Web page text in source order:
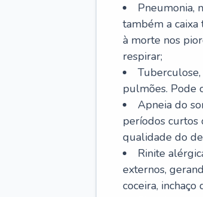
Pneumonia,
também a
à morte nos
respirar;
pulmões. Pode
Apneia do
períodos curtos
qualidade do
Rinite
externos,
coceira,